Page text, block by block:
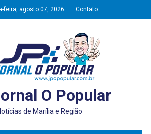
feira, agosto 07, 2026 Contato
O Popular
de Marília e Região